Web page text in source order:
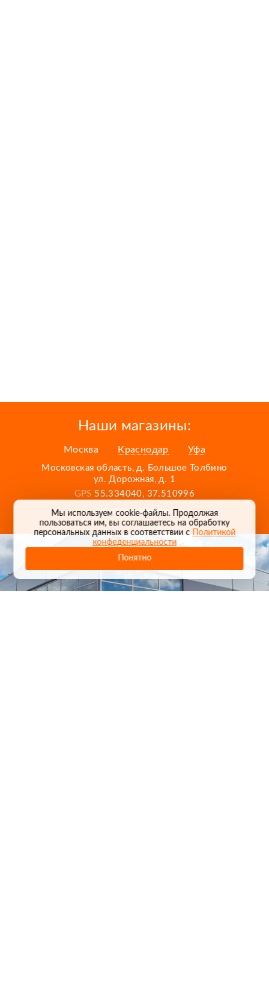
Наши магазины:
Москва Краснодар Уфа
Московская область, д. Большое Толбино
ул. Дорожная, д. 1
GPS 55.334040, 37.510996
Карта проезда
Мы используем cookie-файлы. Продолжая
пользоваться им, вы соглашаетесь на обработку
персональных данных в соответствии сПолитикой
конфеденциальности
Понятно